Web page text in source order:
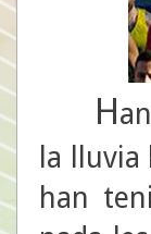
H
la
han